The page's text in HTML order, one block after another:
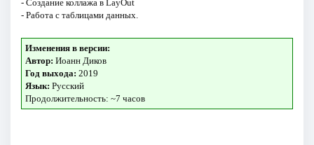
- Создание коллажа в LayOut
- Работа с таблицами данных.
Изменения в версии:
Автор: Иоанн Диков
Год выхода: 2019
Язык: Русский
Продолжительность: ~7 часов